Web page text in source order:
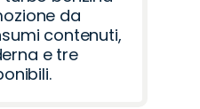
da
contenuti,
e tre